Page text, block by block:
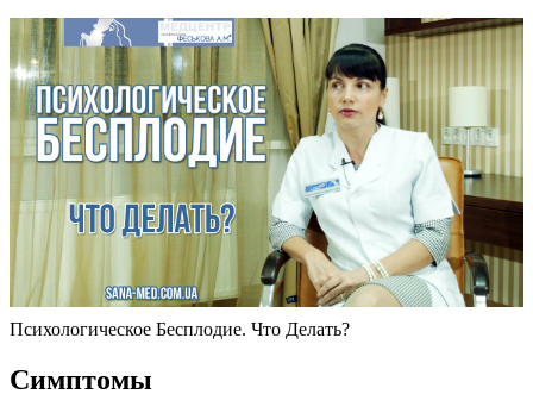
Психологическое Бесплодие. Что Делать?
Симптомы